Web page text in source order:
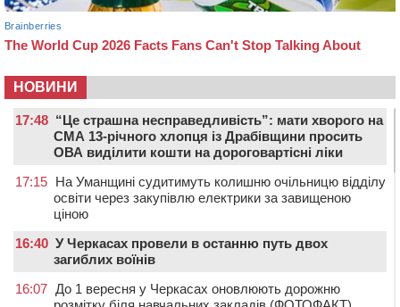
НОВИНИ
17:48 “Це страшна несправедливість”: мати хворого на
СМА 13-річного хлопця із Драбівщини просить
ОВА виділити кошти на дороговартісні ліки
17:15 На Уманщині судитимуть колишню очільницю відділу
освіти через закупівлю електрики за завищеною
ціною
16:40 У Черкасах провели в останню путь двох
загиблих воїнів
16:07 До 1 вересня у Черкасах оновлюють дорожню